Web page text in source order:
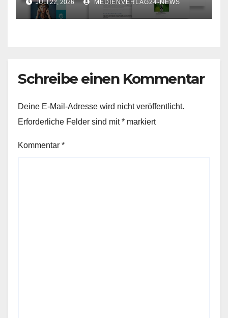
JULI 22, 2026 MEDIENVERLAG24-NEWS
Schreibe einen Kommentar
Deine E-Mail-Adresse wird nicht veröffentlicht.
Erforderliche Felder sind mit* markiert
Kommentar *